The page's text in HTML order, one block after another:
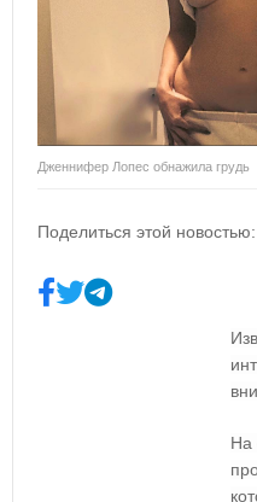
Дженнифер Лопес обнажила грудь
Поделиться этой новостью:
На